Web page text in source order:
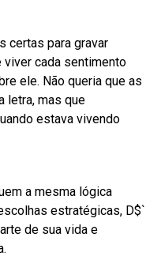
certas para gravar
viver cada sentimento
ele. Não queria que as
letra, mas que
estava vivendo
a mesma lógica
estratégicas, D$`
de sua vida e